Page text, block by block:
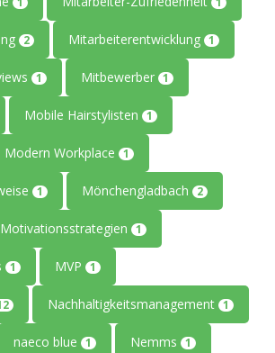
2 Mitarbeiterentwicklung 1
1 Mitbewerber 1
Mobile Hairstylisten 1
Modern Workplace 1
1 Mönchengladbach 2
Motivationsstrategien 1
1 MVP 1
Nachhaltigkeitsmanagement 1
naeco blue 1 Nemms 1